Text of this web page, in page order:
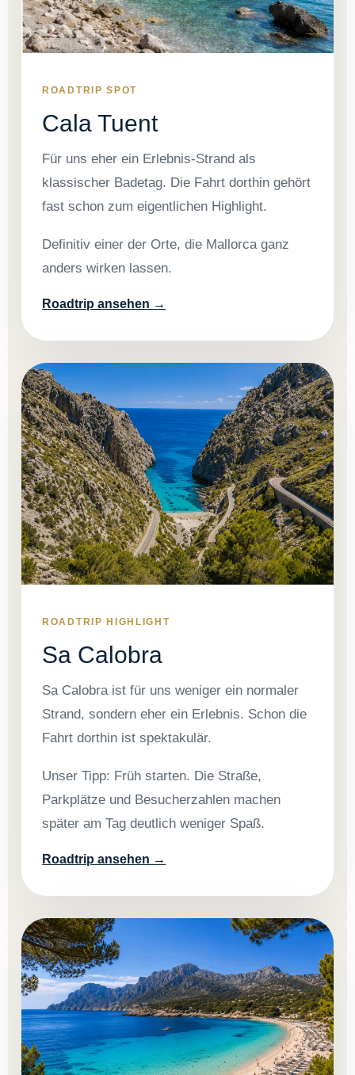
ROADTRIP SPOT
Cala Tuent
Für uns eher ein Erlebnis-Strand als
klassischer Badetag. Die Fahrt dorthin gehört
fast schon zum eigentlichen Highlight.
Definitiv einer der Orte, die Mallorca ganz
anders wirken lassen.
Roadtrip ansehen →
ROADTRIP HIGHLIGHT
Sa Calobra
Sa Calobra ist für uns weniger ein normaler
Strand, sondern eher ein Erlebnis. Schon die
Fahrt dorthin ist spektakulär.
Unser Tipp: Früh starten. Die Straße,
Parkplätze und Besucherzahlen machen
später am Tag deutlich weniger Spaß.
Roadtrip ansehen →